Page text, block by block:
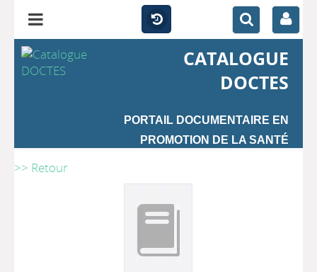
CATALOGUE
DOCTES
PORTAIL DOCUMENTAIRE EN
PROMOTION DE LA SANTÉ
>> Retour